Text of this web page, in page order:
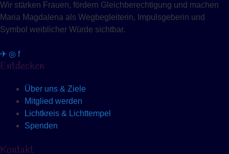
Wir stärken Frauen, fördern Gleichberechtigung und machen
Maria Magdalena als Wegbegleiterin, Impulsgeberin und
Symbol weiblicher Würde sichtbar.
✈ ◎ f
Entdecken
Über uns & Ziele
Mitglied werden
Lichtkreis & Lichttempel
Spenden
Kontakt